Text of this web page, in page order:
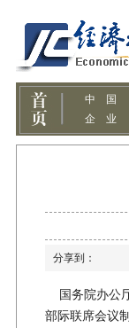
分享到：
国务院办公
部际联席会议